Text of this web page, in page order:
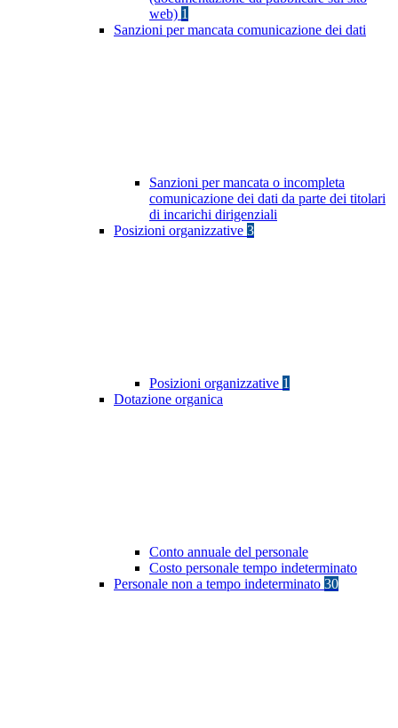
web) 1
Sanzioni per mancata comunicazione dei dati
Sanzioni per mancata o incompleta
comunicazione dei dati da parte dei titolari
di incarichi dirigenziali
Posizioni organizzative 3
Posizioni organizzative 1
Dotazione organica
Conto annuale del personale
Costo personale tempo indeterminato
Personale non a tempo indeterminato 30